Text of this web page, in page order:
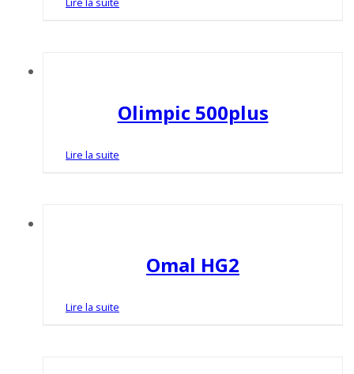
Olimpic 500plus
Lire la suite
Omal HG2
Lire la suite